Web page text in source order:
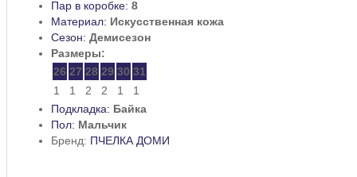
Пар в коробке: 8
Материал: Искусственная кожа
Сезон: Демисезон
Размеры:
26 27 28 29 30 31
1
1 2 2 1
1
Подкладка: Байка
Пол: Мальчик
Бренд: ПЧЕЛКА ДОМИ